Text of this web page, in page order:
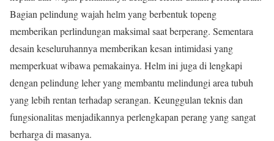
Bagian pelindung wajah helm yang berbentuk topeng
memberikan perlindungan maksimal saat berperang. Sementara
desain keseluruhannya memberikan kesan intimidasi yang
memperkuat wibawa pemakainya. Helm ini juga di lengkapi
dengan pelindung leher yang membantu melindungi area tubuh
yang lebih rentan terhadap serangan. Keunggulan teknis dan
fungsionalitas menjadikannya perlengkapan perang yang sangat
berharga di masanya.